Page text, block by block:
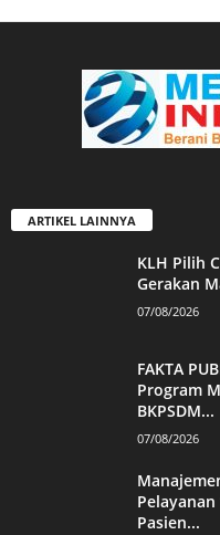
ARTIKEL LAINNYA
KLH Pilih
Gerakan
07/08/2026
FAKTA
Program
BKPSDM...
07/08/2026
Pelayanan
Pasien...